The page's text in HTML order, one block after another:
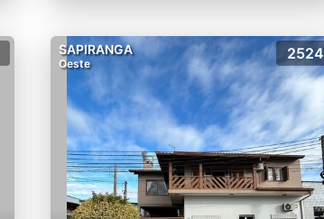
SAPIRANGA
Oeste
2524